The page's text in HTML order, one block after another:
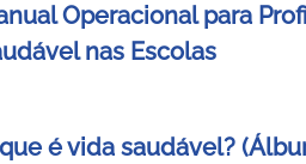
Operacional para
nas Escolas
é vida saudável?